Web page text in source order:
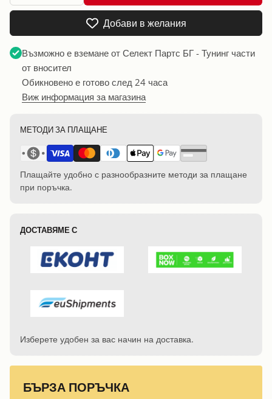
Добави в желания
Възможно е вземане отСелект Партс БГ - Тунинг части
от вносител
Обикновено е готово след 24 часа
Виж информация за магазина
МЕТОДИ ЗА ПЛАЩАНЕ
Плащайте удобно с разнообразните методи за плащане
при поръчка.
ДОСТАВЯМЕ С
Изберете удобен за вас начин на доставка.
БЪРЗА ПОРЪЧКА